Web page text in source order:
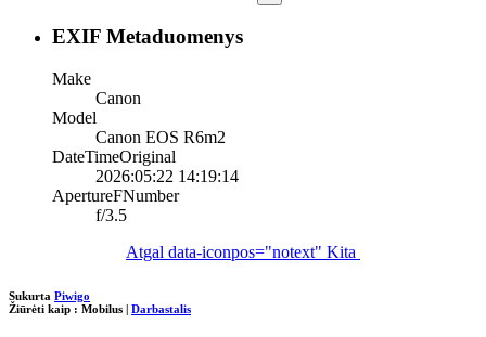
EXIF Metaduomenys
Make
Canon
Model
Canon EOS R6m2
DateTimeOriginal
2026:05:22 14:19:14
ApertureFNumber
f/3.5
Atgal data-iconpos="notext" Kita
Sukurta Piwigo
Žiūrėti kaip : Mobilus | Darbastalis